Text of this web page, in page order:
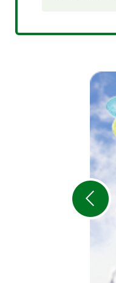
2
枚
目
の
ス
ラ